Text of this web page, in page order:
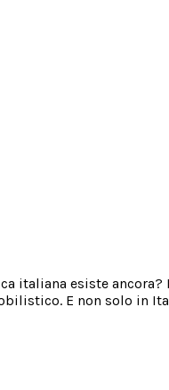
italiana esiste
E non solo in